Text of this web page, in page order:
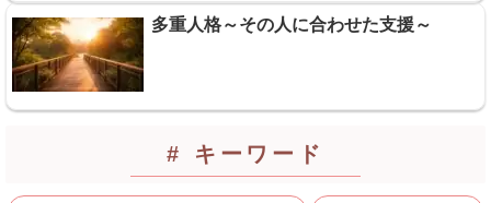
多重人格～その人に合わせた支援～
# キーワード